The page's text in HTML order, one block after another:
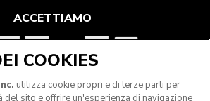
ACCETTIAMO
SEGUICI
COOKIES
utilizza cookie propri e di terze parti per